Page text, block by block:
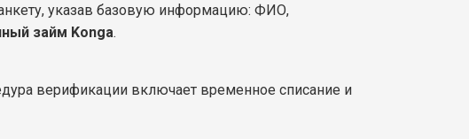
указав базовую информацию: ФИО,
займ Konga.
верификации включает временное списание и